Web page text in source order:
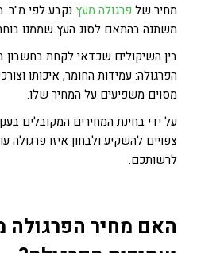
מחיר של פרגולה מעץ נקבע לפי מ"ר.
משתנה בהתאם לסוג העץ שממנו
בין השיקולים שכדאי לקחת בחשבון
הפרגולה: עמידות החומר, איכותו
מסוים משפיעים על המחיר שלו.
על ידי בחינת המחירים המקובלים
צפויים להשקיע ולבחון איזו
לרשותכם.
האם מחיר הפרגולה